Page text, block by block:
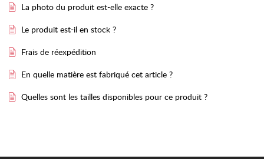
La photo du produit est-elle exacte ?
Le produit est-il en stock ?
Frais de réexpédition
En quelle matière est fabriqué cet article ?
Quelles sont les tailles disponibles pour ce produit ?